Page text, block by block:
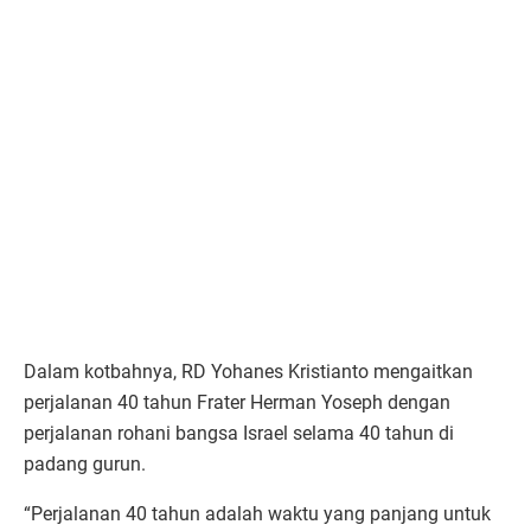
Dalam kotbahnya, RD Yohanes Kristianto mengaitkan
perjalanan 40 tahun Frater Herman Yoseph dengan
perjalanan rohani bangsa Israel selama 40 tahun di
padang gurun.
“Perjalanan 40 tahun adalah waktu yang panjang untuk